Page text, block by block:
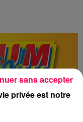
privée est notre
sans accepter